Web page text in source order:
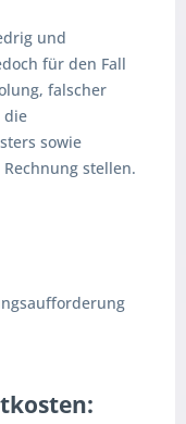
und
für den Fall
falscher
die
sowie
stellen.